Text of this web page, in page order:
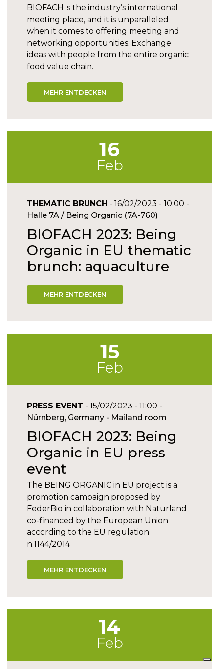
BIOFACH is the industry’s international
meeting place, and it is unparalleled
when it comes to offering meeting and
networking opportunities. Exchange
ideas with people from the entire organic
food value chain.
MEHR ENTDECKEN
16
Feb
THEMATIC BRUNCH - 16/02/2023 - 10:00 -
Halle 7A / Being Organic (7A-760)
BIOFACH 2023: Being
Organic in EU thematic
brunch: aquaculture
MEHR ENTDECKEN
15
Feb
PRESS EVENT - 15/02/2023 - 11:00 -
Nürnberg, Germany - Mailand room
BIOFACH 2023: Being
Organic in EU press
event
The BEING ORGANIC in EU project is a
promotion campaign proposed by
FederBio in collaboration with Naturland
co-financed by the European Union
according to the EU regulation
n.1144/2014
MEHR ENTDECKEN
14
Feb